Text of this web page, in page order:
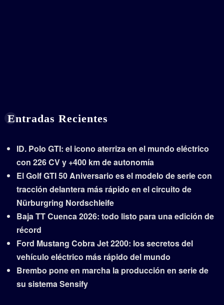
Entradas Recientes
ID. Polo GTI: el icono aterriza en el mundo eléctrico
con 226 CV y +400 km de autonomía
El Golf GTI 50 Aniversario es el modelo de serie con
tracción delantera más rápido en el circuito de
Nürburgring Nordschleife
Baja TT Cuenca 2026: todo listo para una edición de
récord
Ford Mustang Cobra Jet 2200: los secretos del
vehículo eléctrico más rápido del mundo
Brembo pone en marcha la producción en serie de
su sistema Sensify